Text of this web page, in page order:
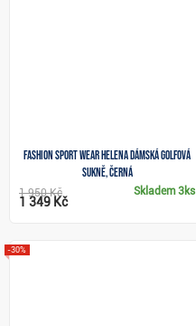
Fashion Sport Wear HELENA dámská golfová
sukně, černá
Skladem3ks
1 950 Kč
1 349 Kč
-30%